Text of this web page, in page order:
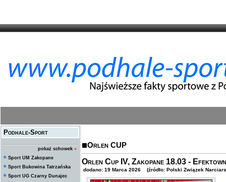
Podhale-Sport
pokaż schowek »
Sport UM Zakopane
Sport Bukowina Tatrzańska
Sport UG Czarny Dunajec
Orlen CUP
Orlen Cup IV, Zakopane 18.03 -
dodano: 19 Marca 2026 (źródło: Polski Związek